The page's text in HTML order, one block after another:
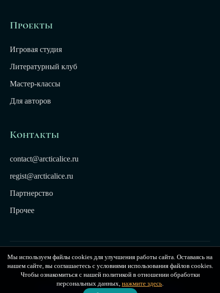
Проекты
Игровая студия
Литературный клуб
Мастер-классы
Для авторов
Контакты
contact@arcticalice.ru
regist@arcticalice.ru
Партнерство
Прочее
© 2022-2026 Издательство Арктики Лёд. Все права
защищены. Издательство Arctic Ice
Публичная оферта|Политика конфиденциальности
Мы используем файлы cookies для улучшения работы сайта. Оставаясь на
нашем сайте, вы соглашаетесь с условиями использования файлов cookies.
Чтобы ознакомиться с нашей политикой в отношении обработки
персональных данных, нажмите здесь.